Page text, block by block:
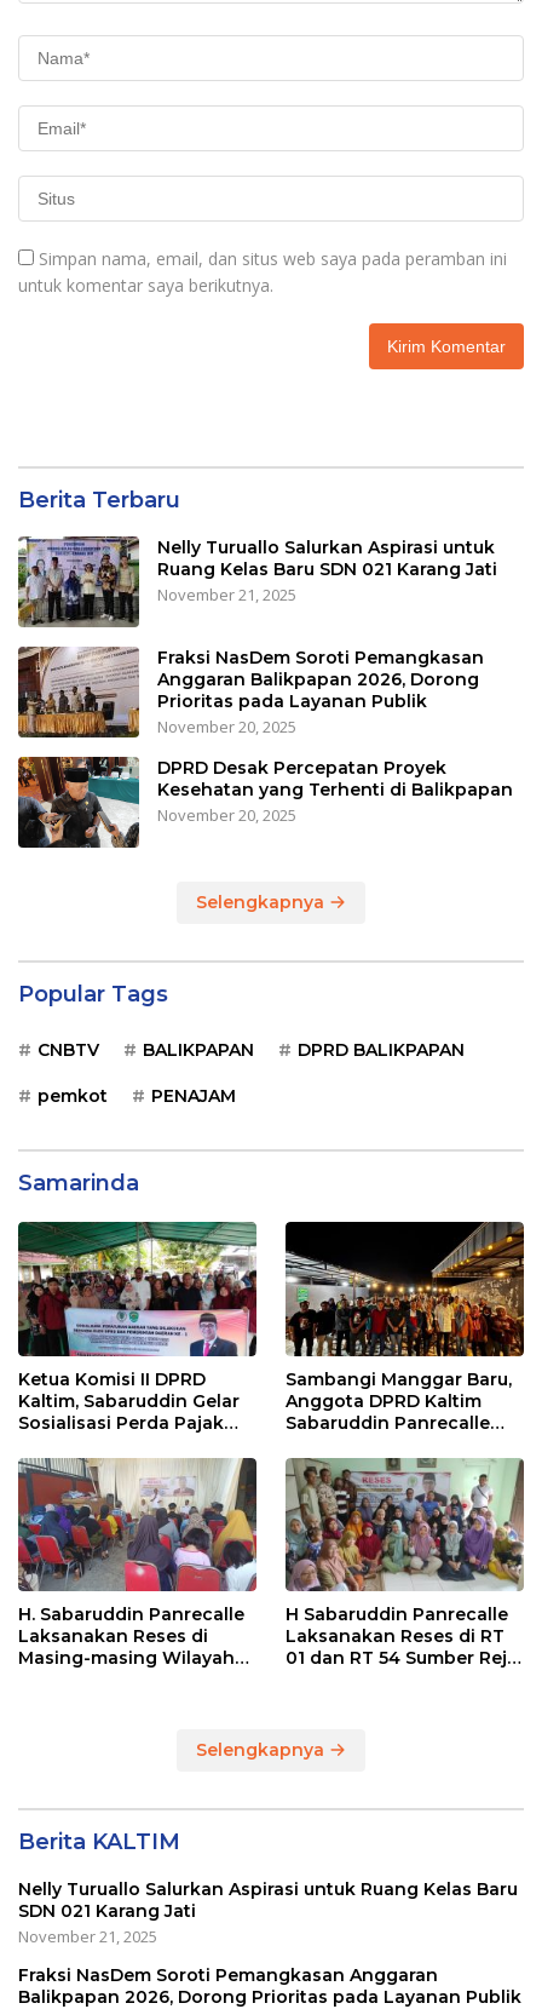
Simpan nama, email, dan situs web saya pada peramban ini
untuk komentar saya berikutnya.
Berita Terbaru
Nelly Turuallo Salurkan Aspirasi untuk
Ruang Kelas Baru SDN 021 Karang Jati
November 21, 2025
Fraksi NasDem Soroti Pemangkasan
Anggaran Balikpapan 2026, Dorong
Prioritas pada Layanan Publik
November 20, 2025
DPRD Desak Percepatan Proyek
Kesehatan yang Terhenti di Balikpapan
November 20, 2025
Selengkapnya
Popular Tags
CNBTV BALIKPAPAN DPRD BALIKPAPAN
pemkot PENAJAM
Samarinda
Ketua Komisi II DPRD
Kaltim, Sabaruddin Gelar
Sosialisasi Perda Pajak
Sepinggan Raya
Balikpapan
Sambangi Manggar Baru,
Anggota DPRD Kaltim
Sabaruddin Panrecalle
Balikpapan
H. Sabaruddin Panrecalle
Laksanakan Reses di
Masing-masing Wilayah
H Sabaruddin Panrecalle
Laksanakan Reses di RT
01 dan RT 54 Sumber Rejo
Selengkapnya
Berita KALTIM
Nelly Turuallo Salurkan Aspirasi untuk Ruang Kelas Baru
SDN 021 Karang Jati
November 21, 2025
Fraksi NasDem Soroti Pemangkasan Anggaran
Balikpapan 2026, Dorong Prioritas pada Layanan Publik